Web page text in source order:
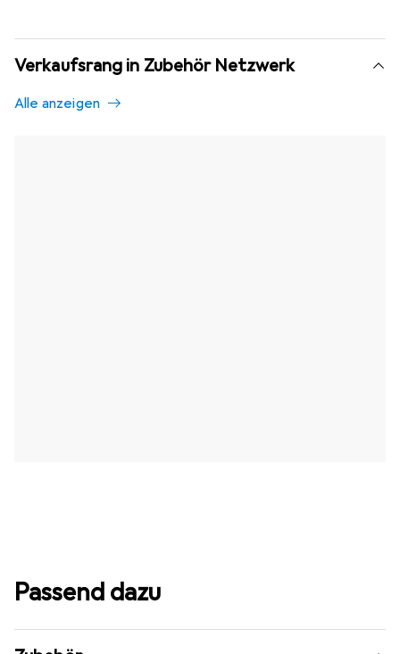
Verkaufsrang in Zubehör Netzwerk
Alle anzeigen
Passend dazu